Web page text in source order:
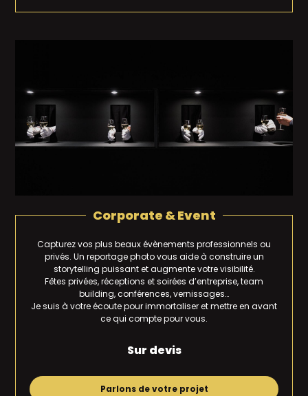
Corporate & Event
Capturez vos plus beaux évènements professionnels ou
privés. Un reportage photo vous aide à construire un
storytelling puissant et augmente votre visibilité.
Fêtes privées, réceptions et soirées d’entreprise, team
building, conférences, vernissages…
Je suis à votre écoute pour immortaliser et mettre en avant
ce qui compte pour vous.
Sur devis
Parlons de votre projet